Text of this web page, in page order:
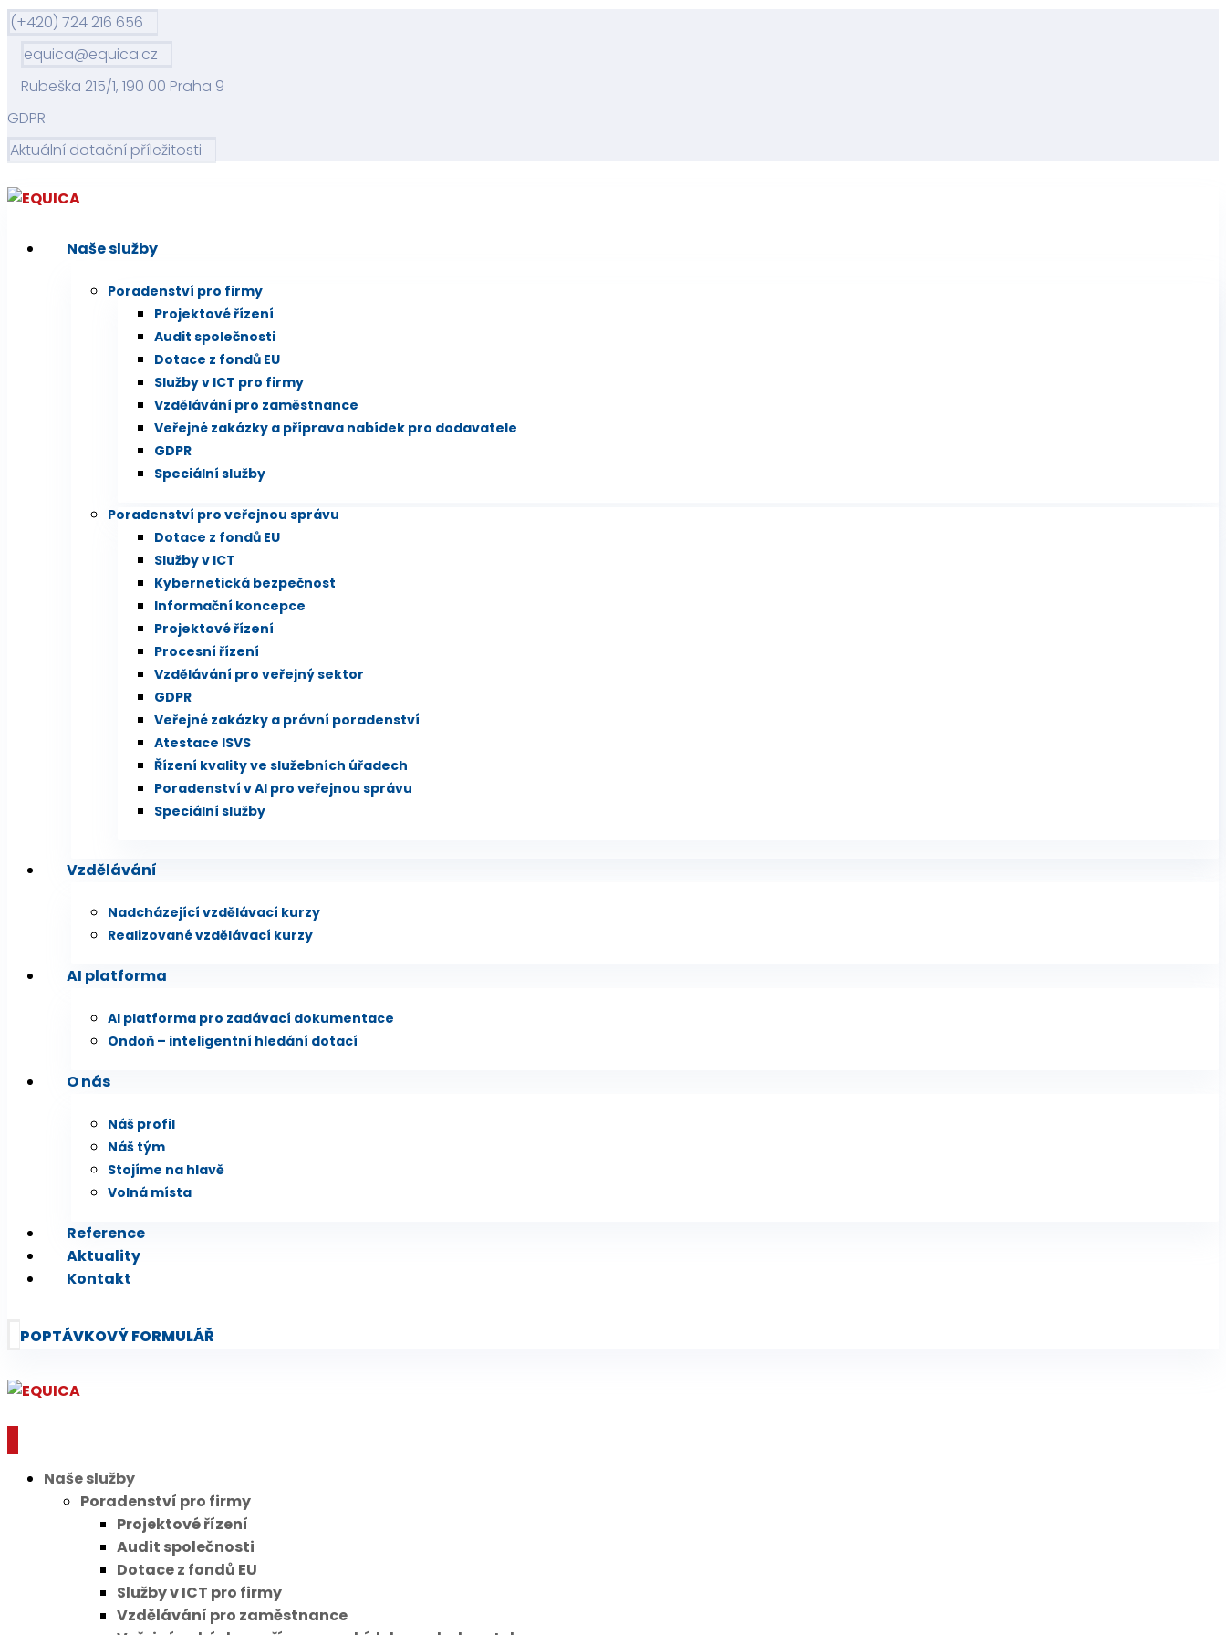
(+420) 724 216 656
equica@equica.cz
Rubeška 215/1, 190 00 Praha 9
GDPR
Aktuální dotační příležitosti
Naše služby
Poradenství pro firmy
Projektové řízení
Audit společnosti
Dotace z fondů EU
Služby v ICT pro firmy
Vzdělávání pro zaměstnance
Veřejné zakázky a příprava nabídek pro dodavatele
GDPR
Speciální služby
Poradenství pro veřejnou správu
Dotace z fondů EU
Služby v ICT
Kybernetická bezpečnost
Informační koncepce
Projektové řízení
Procesní řízení
Vzdělávání pro veřejný sektor
GDPR
Veřejné zakázky a právní poradenství
Atestace ISVS
Řízení kvality ve služebních úřadech
Poradenství v AI pro veřejnou správu
Speciální služby
Vzdělávání
Nadcházející vzdělávací kurzy
Realizované vzdělávací kurzy
AI platforma
AI platforma pro zadávací dokumentace
Ondoň – inteligentní hledání dotací
O nás
Náš profil
Náš tým
Stojíme na hlavě
Volná místa
Reference
Aktuality
Kontakt
POPTÁVKOVÝ FORMULÁŘ
Naše služby
Poradenství pro firmy
Projektové řízení
Audit společnosti
Dotace z fondů EU
Služby v ICT pro firmy
Vzdělávání pro zaměstnance